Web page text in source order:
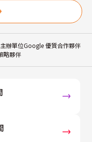
辦單位Google 優質合作夥伴
略夥伴